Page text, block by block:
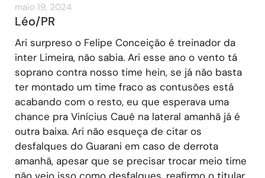
maio 19, 2024
Léo/PR
Ari surpreso o Felipe Conceição é treinador da
inter Limeira, não sabia. Ari esse ano o vento tá
soprano contra nosso time hein, se já não basta
ter montado um time fraco as contusões está
acabando com o resto, eu que esperava uma
chance pra Vinícius Cauê na lateral amanhã já é
outra baixa. Ari não esqueça de citar os
desfalques do Guarani em caso de derrota
amanhã, apesar que se precisar trocar meio time